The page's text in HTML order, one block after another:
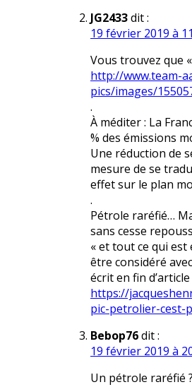
JG2433dit :
19 février 2019 à
Vous trouvez que
http://www.team-
pics/images/
.
À méditer : La
% des émissions
Une réduction de
mesure de se
effet sur le plan
.
Pétrole raréfié…
sans cesse
« et tout ce qui
être considéré
écrit en fin
https://
pic-petrolier-cest-
Bebop76dit :
19 février 2019 à
Un pétrole raréfié ?